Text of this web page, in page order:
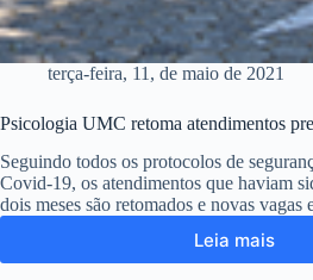
terça-feira, 11, de maio de 2021
Psicologia UMC retoma atendimentos
Seguindo todos os protocolos de
Covid-19, os atendimentos que haviam
dois meses são retomados e novas vagas
Leia mais